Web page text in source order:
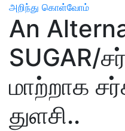
அறிந்து கொள்வோம்
An
SUGAR/
மாற்றாக
துளசி..